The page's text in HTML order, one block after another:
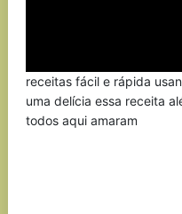
receitas fácil e rápida
uma delícia essa receita
todos aqui amaram